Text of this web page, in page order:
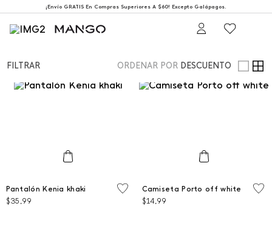
¡Envío GRATIS En Compras Superiores A $60! Excepto Galápagos.
FILTRAR ORDENAR POR DESCUENTO
6
Pantalón Kenia khaki
$35 ,99
Camiseta Porto off white
$14,99